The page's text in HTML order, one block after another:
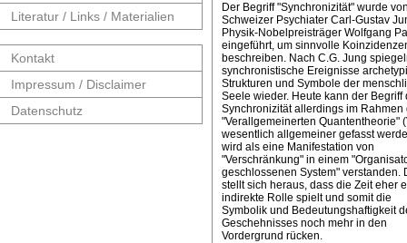
Literatur / Links / Materialien
Kontakt
Impressum / Disclaimer
Datenschutz
Der Begriff "Synchronizität" wurde
Schweizer Psychiater Carl-Gustav
Physik-Nobelpreisträger Wolfgang
eingeführt, um sinnvolle
beschreiben. Nach C.G. Jung
synchronistische Ereignisse
Strukturen und Symbole der
Seele wieder. Heute kann der Begriff
Synchronizität allerdings im Rahmen
"Verallgemeinerten Quantentheorie"
wesentlich allgemeiner gefasst
wird als eine Manifestation von
"Verschränkung" in einem
geschlossenen System" verstanden.
stellt sich heraus, dass die Zeit eher
indirekte Rolle spielt und somit die
Symbolik und Bedeutungshaftigkeit
Geschehnisses noch mehr in den
Vordergrund rücken.